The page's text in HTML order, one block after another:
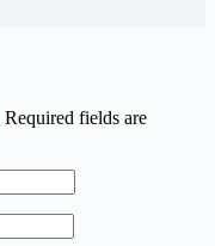
Required fields are